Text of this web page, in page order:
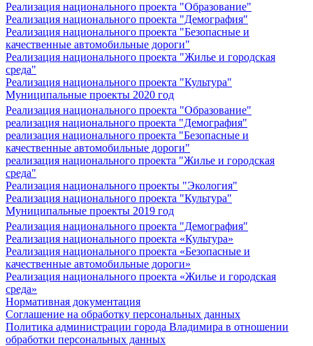
Реализация национального проекта "Образование"
Реализация национального проекта "Демография"
Реализация национального проекта "Безопасные и
качественные автомобильные дороги"
Реализация национального проекта "Жилье и городская
среда"
Реализация национального проекта "Культура"
Муниципальные проекты 2020 год
Реализация национального проекта "Образование"
реализация национального проекта "Демография"
реализация национального проекта "Безопасные и
качественные автомобильные дороги"
реализация национального проекта "Жилье и городская
среда"
Реализация национального проекты "Экология"
Реализация национального проекта "Культура"
Муниципальные проекты 2019 год
Реализация национального проекта "Демография"
Реализация национального проекта «Культура»
Реализация национального проекта «Безопасные и
качественные автомобильные дороги»
Реализация национального проекта «Жилье и городская
среда»
Нормативная документация
Соглашение на обработку персональных данных
Политика администрации города Владимира в отношении
обработки персональных данных